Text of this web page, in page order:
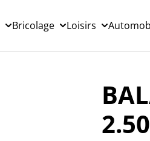
Bricolage Loisirs